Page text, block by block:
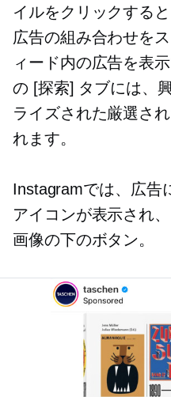
イルをクリックする
広告の組み合わせを
ィード内の広告を表
の [探索] タブには、
ライズされた厳選さ
れます。
Instagramでは、広告
アイコンが表示され、
画像の下のボタン。